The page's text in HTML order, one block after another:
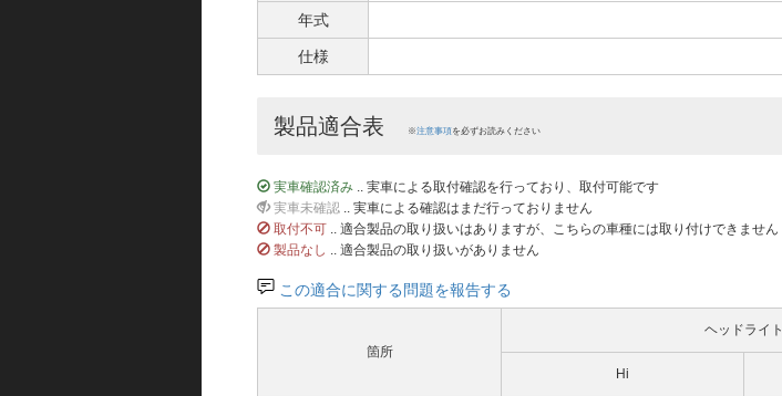
年式
仕様
製品適合表 ※注意事項を必ずお読みください
実車確認済み .. 実車による取付確認を行っており、取付可能です
実車未確認 .. 実車による確認はまだ行っておりません
取付不可 .. 適合製品の取り扱いはありますが、こちらの車種には取り付けできません
製品なし .. 適合製品の取り扱いがありません
この適合に関する問題を報告する
箇所
ヘッドライト
Hi